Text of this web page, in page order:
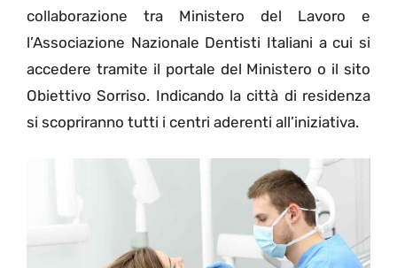
collaborazione tra Ministero del Lavoro e
l’Associazione Nazionale Dentisti Italiani a cui si
accedere tramite il portale del Ministero o il sito
Obiettivo Sorriso. Indicando la città di residenza
si scopriranno tutti i centri aderenti all’iniziativa.